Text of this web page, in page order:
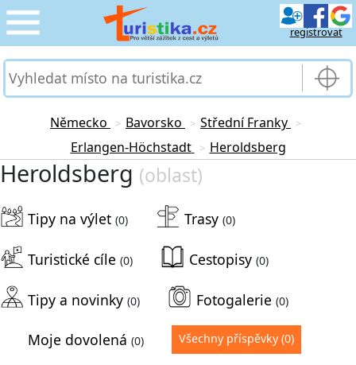
registrovat
CESTOVÁNÍ
PRO TURISTY ›
Německo > Bavorsko > Střední Franky >
Erlangen-Höchstadt > Heroldsberg
Heroldsberg (oblast)
Tipy na výlet (0) Trasy (0)
Turistické cíle (0) Cestopisy (0)
Tipy a novinky (0) Fotogalerie (0)
Moje dovolená (0) Všechny příspěvky (0)